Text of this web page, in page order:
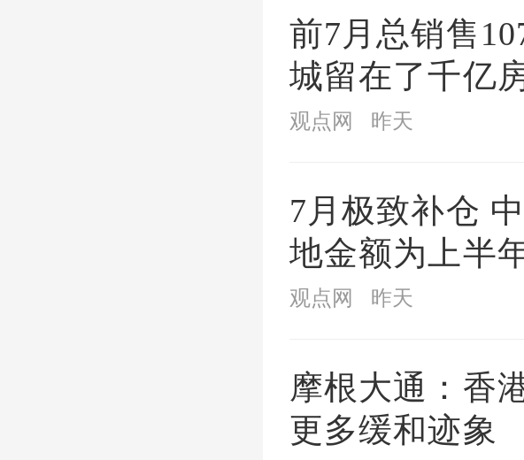
据了解，在
园的品质交付
火，交付规模
提前交付，得
年12月中旬，
天交付，2023
展现了绿城中
前7月总销售
城留在了千亿
观点网 昨天
7月极致补仓
地金额为上半
观点网 昨天
摩根大通：香
更多缓和迹象